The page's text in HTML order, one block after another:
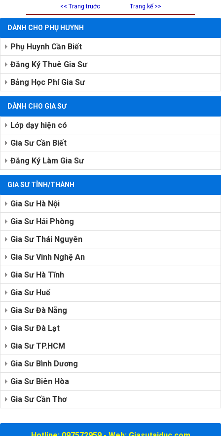
<< Trang truớc Trang kế >>
DÀNH CHO PHỤ HUYNH
Phụ Huynh Cần Biết
Đăng Ký Thuê Gia Sư
Bảng Học Phí Gia Sư
DÀNH CHO GIA SƯ
Lớp dạy hiện có
Gia Sư Cần Biết
Đăng Ký Làm Gia Sư
GIA SƯ TỈNH/THÀNH
Gia Sư Hà Nội
Gia Sư Hải Phòng
Gia Sư Thái Nguyên
Gia Sư Vinh Nghệ An
Gia Sư Hà Tĩnh
Gia Sư Huế
Gia Sư Đà Nẵng
Gia Sư Đà Lạt
Gia Sư TP.HCM
Gia Sư Bình Dương
Gia Sư Biên Hòa
Gia Sư Cần Thơ